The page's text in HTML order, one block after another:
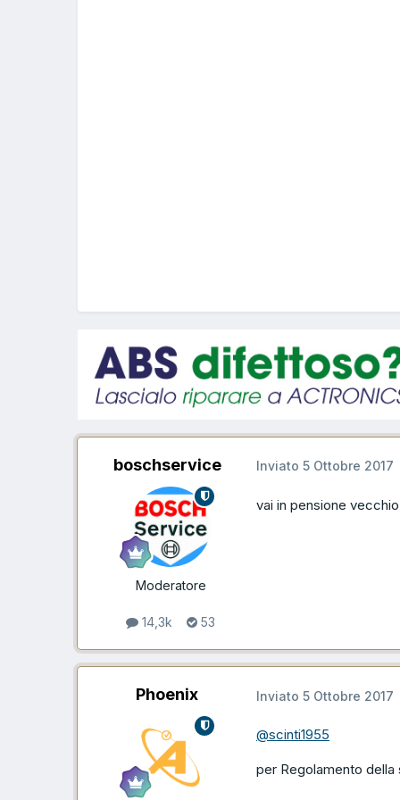
boschservice
Moderatore
14,3k 53
Inviato 5 Ottobre 2017
vai in pensione
Phoenix Inviato 5 Ottobre 2017
@scinti1955
per Regolamento